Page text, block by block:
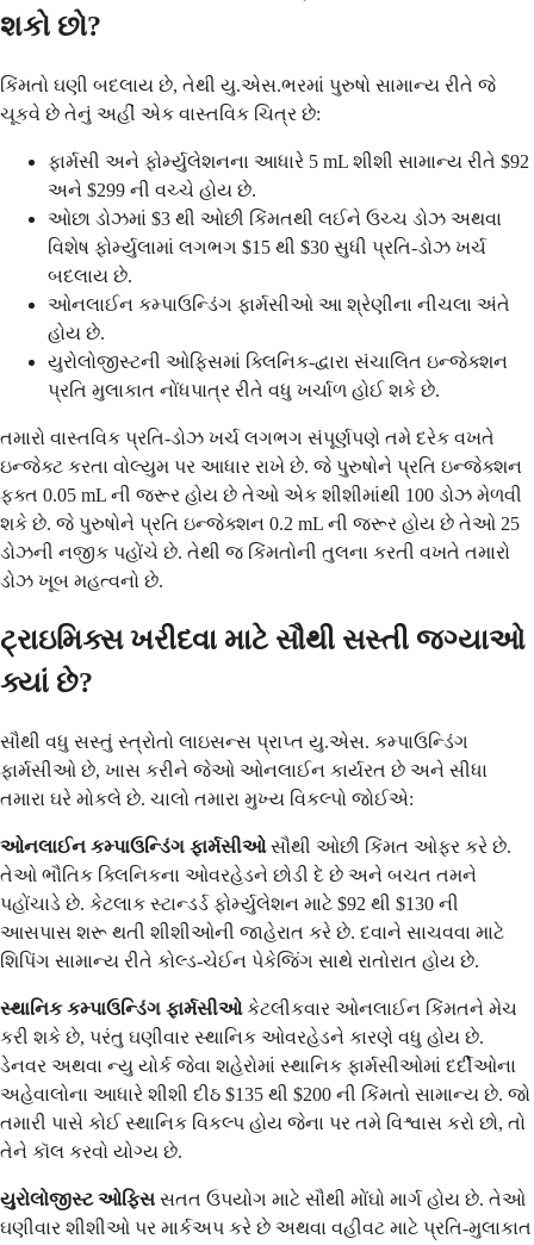
શકો છો?
કિંમતો ઘણી બદલાય છે, તેથી યુ.એસ.ભરમાં પુરુષો સામાન્ય રીતે જે
ચૂકવે છે તેનું અહીં એક વાસ્તવિક ચિત્ર છે:
ફાર્મસી અને ફોર્મ્યુલેશનના આધારે 5 mL શીશી સામાન્ય રીતે $92
અને $299 ની વચ્ચે હોય છે.
ઓછા ડોઝમાં $3 થી ઓછી કિંમતથી લઈને ઉચ્ચ ડોઝ અથવા
વિશેષ ફોર્મ્યુલામાં લગભગ $15 થી $30 સુધી પ્રતિ-ડોઝ ખર્ચ
બદલાય છે.
ઓનલાઈન કમ્પાઉન્ડિંગ ફાર્મસીઓ આ શ્રેણીના નીચલા અંતે
હોય છે.
યુરોલોજીસ્ટની ઓફિસમાં ક્લિનિક-દ્વારા સંચાલિત ઇન્જેક્શન
પ્રતિ મુલાકાત નોંધપાત્ર રીતે વધુ ખર્ચાળ હોઈ શકે છે.
તમારો વાસ્તવિક પ્રતિ-ડોઝ ખર્ચ લગભગ સંપૂર્ણપણે તમે દરેક વખતે
ઇન્જેક્ટ કરતા વોલ્યુમ પર આધાર રાખે છે. જે પુરુષોને પ્રતિ ઇન્જેક્શન
ફક્ત 0.05 mL ની જરૂર હોય છે તેઓ એક શીશીમાંથી 100 ડોઝ મેળવી
શકે છે. જે પુરુષોને પ્રતિ ઇન્જેક્શન 0.2 mL ની જરૂર હોય છે તેઓ 25
ડોઝની નજીક પહોંચે છે. તેથી જ કિંમતોની તુલના કરતી વખતે તમારો
ડોઝ ખૂબ મહત્વનો છે.
ટ્રાઇમિક્સ ખરીદવા માટે સૌથી સસ્તી જગ્યાઓ
ક્યાં છે?
સૌથી વધુ સસ્તું સ્ત્રોતો લાઇસન્સ પ્રાપ્ત યુ.એસ. કમ્પાઉન્ડિંગ
ફાર્મસીઓ છે, ખાસ કરીને જેઓ ઓનલાઈન કાર્યરત છે અને સીધા
તમારા ઘરે મોકલે છે. ચાલો તમારા મુખ્ય વિકલ્પો જોઈએ:
ઓનલાઈન કમ્પાઉન્ડિંગ ફાર્મસીઓસૌથી ઓછી કિંમત ઓફર કરે છે.
તેઓ ભૌતિક ક્લિનિકના ઓવરહેડને છોડી દે છે અને બચત તમને
પહોંચાડે છે. કેટલાક સ્ટાન્ડર્ડ ફોર્મ્યુલેશન માટે $92 થી $130 ની
આસપાસ શરૂ થતી શીશીઓની જાહેરાત કરે છે. દવાને સાચવવા માટે
શિપિંગ સામાન્ય રીતે કોલ્ડ-ચેઈન પેકેજિંગ સાથે રાતોરાત હોય છે.
સ્થાનિક કમ્પાઉન્ડિંગ ફાર્મસીઓકેટલીકવાર ઓનલાઈન કિંમતને મેચ
કરી શકે છે, પરંતુ ઘણીવાર સ્થાનિક ઓવરહેડને કારણે વધુ હોય છે.
ડેનવર અથવા ન્યુ યોર્ક જેવા શહેરોમાં સ્થાનિક ફાર્મસીઓમાં દર્દીઓના
અહેવાલોના આધારે શીશી દીઠ $135 થી $200 ની કિંમતો સામાન્ય છે. જો
તમારી પાસે કોઈ સ્થાનિક વિકલ્પ હોય જેના પર તમે વિશ્વાસ કરો છો, તો
તેને કૉલ કરવો યોગ્ય છે.
યુરોલોજીસ્ટ ઓફિસ સતત ઉપયોગ માટે સૌથી મોંઘો માર્ગ હોય છે. તેઓ
ઘણીવાર શીશીઓ પર માર્કઅપ કરે છે અથવા વહીવટ માટે પ્રતિ-મુલાકાત